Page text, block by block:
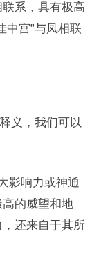
系，具有极高
中宫”与凤相联
义，我们可以
影响力或神通
的威望和地
还来自于其所